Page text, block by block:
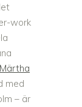
work
Märtha
med
– är